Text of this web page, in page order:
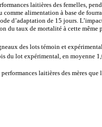
laitières des femelles,
alimentation à base de
d’adaptation de 15 jours.
du taux de mortalité à cette même
des lots témoin et
du lot expérimental, en moyenne
laitières des mères que